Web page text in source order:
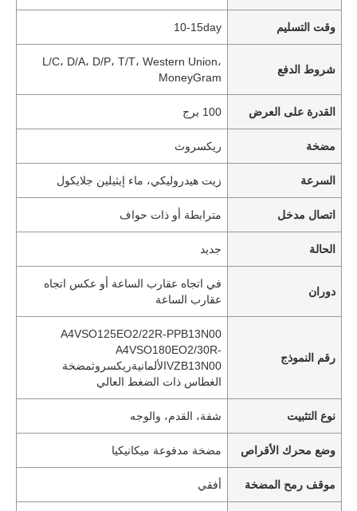
وقت التسليم 10-15day
شروط الدفع
L/C، D/A، D/P، T/T، Western Union،
MoneyGram
القدرة على العرض 100 برج
مضخة ريكسروث
السرعة زيت هيدروليكي، ماء إيثيلين جلايكول
اتصال مدخل مترابطة أو ذات حواف
الحالة جديد
دوران
في اتجاه عقارب الساعة أو عكس اتجاه
عقارب الساعة
رقم النموذج
A4VSO125EO2/22R-PPB13N00
A4VSO180EO2/30R-
VZB13N00الألمانيةريكسروثمضخة
الغطاس ذات الضغط العالي
نوع التثبيت شفة، القدم، والوجه
وضع محرك الأقراص مضخة مدفوعة ميكانيكيا
موقف رمح المضخة أفقي